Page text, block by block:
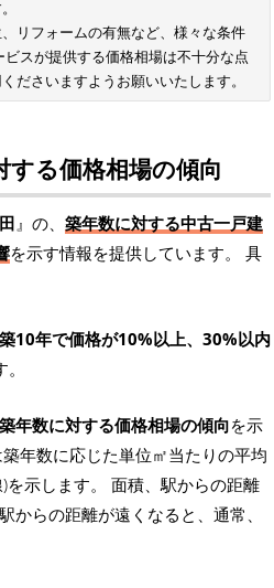
リフォームの有無など、様々な条件
スが提供する価格相場は不十分な点
ださいますようお願いいたします。
する価格相場の傾向
』の、 築年数に対する中古一戸建
を示す情報を提供しています。 具
築10年で価格が10%以上、30%以内
築年数に対する価格相場の傾向を示
年数に応じた単位㎡当たりの平均
示します。 面積、駅からの距離
からの距離が遠くなると、通常、